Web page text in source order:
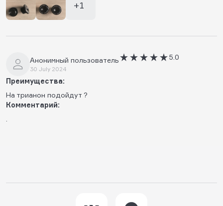
+1
Анонимный пользователь
30 July 2024
5.0
Преимущества:
На трианон подойдут ?
Комментарий: